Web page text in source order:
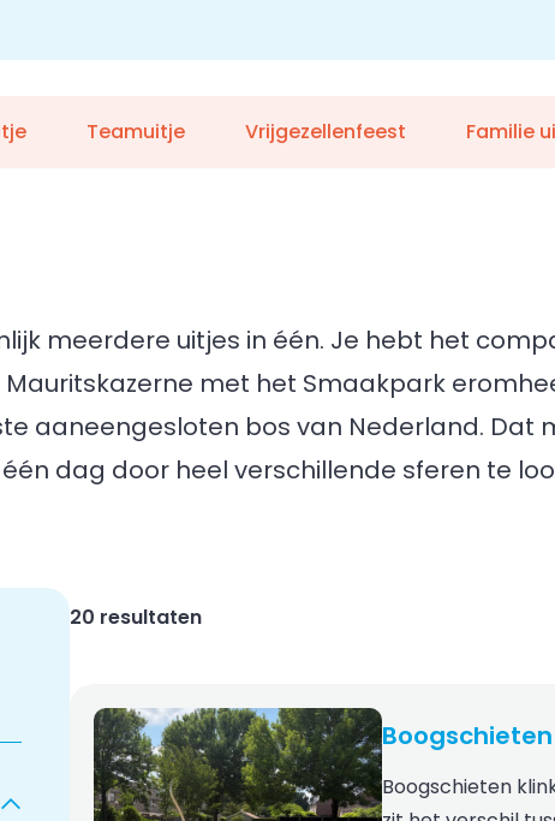
Teamuitje Vrijgezellenfeest Familie
meerdere uitjes in één. Je hebt het
met het Smaakpark
aaneengesloten bos van Nederland. Dat
dag door heel verschillende sferen te
20 resultaten
Boogschieten
Boogschieten